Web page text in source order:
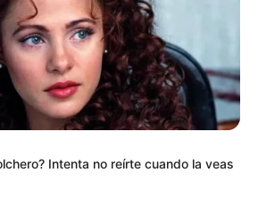
Intenta no reírte cuando la veas